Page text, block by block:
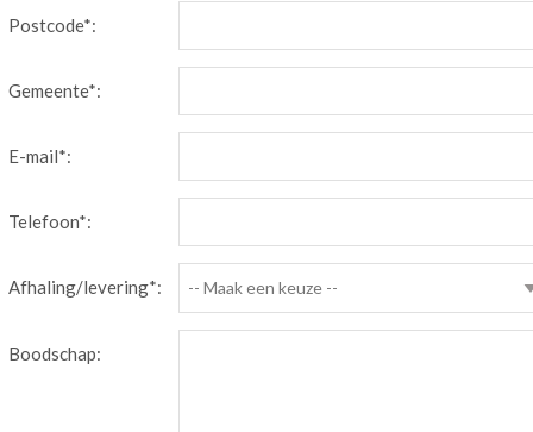
Postcode*:
Gemeente*:
E-mail*:
Telefoon*:
Afhaling/levering*: -- Maak een keuze --
Boodschap: